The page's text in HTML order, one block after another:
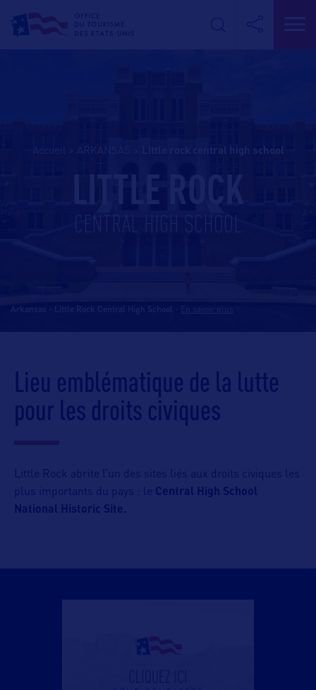
little rock central high school
LITTLE ROCK
CENTRAL HIGH SCHOOL
Arkansas - Little Rock Central High School
Lieu emblématique de la lutte
pour les droits civiques
Little Rock abrite l’un des sites liés aux droits civiques les
plus importants du pays : le Central High School
National Historic Site.